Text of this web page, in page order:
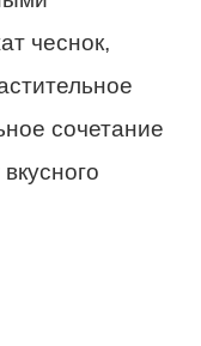
чеснок,
сочетание